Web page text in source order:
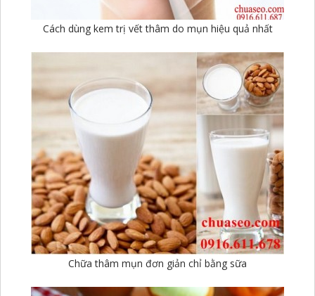
Cách dùng kem trị vết thâm do mụn hiệu quả nhất
Chữa thâm mụn đơn giản chỉ bằng sữa